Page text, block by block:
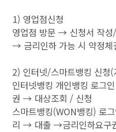
1) 영업점신청
영업점 방문 → 신청서 작
→ 금리인하 가능 시 약정체
2) 인터넷/스마트뱅킹 신청
인터넷뱅킹 개인뱅킹 로
권 → 대상조회 / 신청
스마트뱅킹(WON뱅킹) 로
리 → 대출 →금리인하요구